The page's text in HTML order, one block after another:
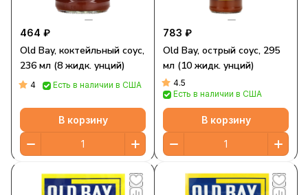
464 ₽
Old Bay, коктейльный соус,
236 мл (8 жидк. унций)
4 Есть в наличии в США
В корзину
783 ₽
Old Bay, острый соус, 295
мл (10 жидк. унций)
4.5
Есть в наличии в США
В корзину